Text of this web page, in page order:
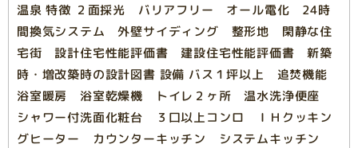
温泉 特徴 ２面採光 バリアフリー オール電化 24時
間換気システム 外壁サイディング 整形地 閑静な住
宅街 設計住宅性能評価書 建設住宅性能評価書 新築
時・増改築時の設計図書 設備 バス１坪以上 追焚機能
浴室暖房 浴室乾燥機 トイレ２ヶ所 温水洗浄便座
シャワー付洗面化粧台 ３口以上コンロ ＩＨクッキン
グヒーター カウンターキッチン システムキッチン